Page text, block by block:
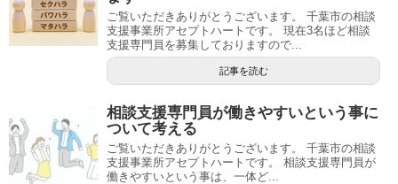
ご覧いただきありがとうございます。 千葉市の相談
支援事業所アセプトハートです。 現在3名ほど相談
支援専門員を募集しておりますので...
記事を読む
相談支援専門員が働きやすいという事に
ついて考える
ご覧いただきありがとうございます。 千葉市の相談
支援事業所アセプトハートです。 相談支援専門員が
働きやすいという事は、一体ど...